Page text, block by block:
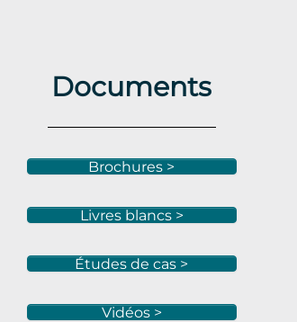
Documents
Brochures >
Livres blancs >
Études de cas >
Vidéos >